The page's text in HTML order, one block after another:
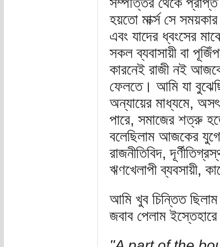
হয়তো মার্ক্স সে
এবং যাদের ধ্বংসের
সকল ব্যবাসায়ী বা
কারনেই রাজী নই
ফেলতে। আমি যা
অন্যায়ের মাধ্যমে,
পারে, সমাজের শত্রু
বলেছিলাম আজকের যুগে
রাজনীতিবিদ,
ঋণখেলাপী ব্যবসায়ী,
আমি খুব চিন্তিত
জবাব পেলাম